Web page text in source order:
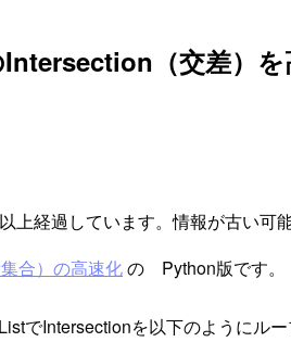
（交差）を
上経過しています。情報が古い可
合）の高速化の Python版です。
でIntersectionを以下のようにル